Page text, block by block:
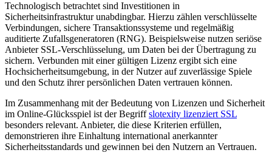
panel
panel
panel
panel
panel
panel
panel
Technologisch betrachtet sind Investitionen in
Sicherheitsinfrastruktur unabdingbar. Hierzu zählen verschlüsselte
Verbindungen, sichere Transaktionssysteme und regelmäßig
auditierte Zufallsgeneratoren (RNG). Beispielsweise nutzen seriöse
Anbieter SSL-Verschlüsselung, um Daten bei der Übertragung zu
sichern. Verbunden mit einer gültigen Lizenz ergibt sich eine
Hochsicherheitsumgebung, in der Nutzer auf zuverlässige Spiele
und den Schutz ihrer persönlichen Daten vertrauen können.
Im Zusammenhang mit der Bedeutung von Lizenzen und Sicherheit
im Online-Glücksspiel ist der Begriffslotexity lizenziert SSL
besonders relevant. Anbieter, die diese Kriterien erfüllen,
demonstrieren ihre Einhaltung international anerkannter
Sicherheitsstandards und gewinnen bei den Nutzern an Vertrauen.